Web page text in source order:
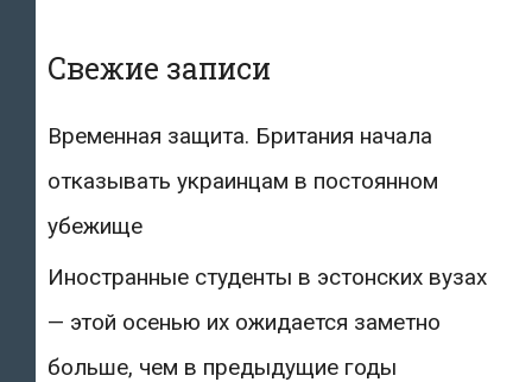
Свежие записи
Временная защита. Британия начала
отказывать украинцам в постоянном
убежище
Иностранные студенты в эстонских вузах
— этой осенью их ожидается заметно
больше, чем в предыдущие годы